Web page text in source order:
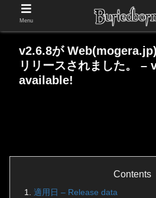
v2.6.8が
リリースされました。 –
available!
Contents
適用日 – Release data
Menu